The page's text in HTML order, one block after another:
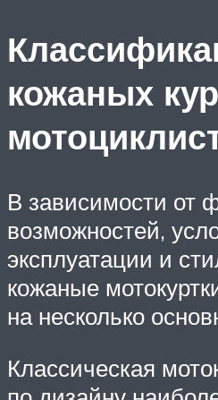
кожаных
В зависимости от
возможностей,
эксплуатации и
кожаные
на несколько
Классическая